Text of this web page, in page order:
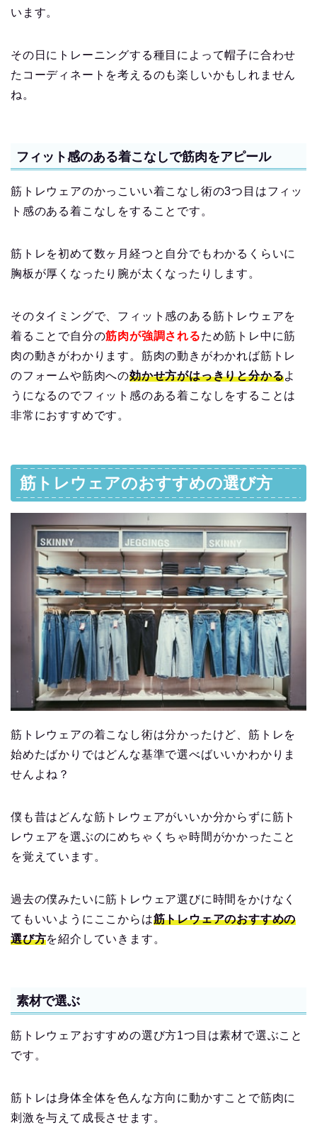
います。
その日にトレーニングする種目によって帽子に合わせ
たコーディネートを考えるのも楽しいかもしれません
ね。
フィット感のある着こなしで筋肉をアピール
筋トレウェアのかっこいい着こなし術の3つ目はフィッ
ト感のある着こなしをすることです。
筋トレを初めて数ヶ月経つと自分でもわかるくらいに
胸板が厚くなったり腕が太くなったりします。
そのタイミングで、フィット感のある筋トレウェアを
着ることで自分の筋肉が強調されるため筋トレ中に筋
肉の動きがわかります。筋肉の動きがわかれば筋トレ
のフォームや筋肉への効かせ方がはっきりと分かるよ
うになるのでフィット感のある着こなしをすることは
非常におすすめです。
筋トレウェアのおすすめの選び方
筋トレウェアの着こなし術は分かったけど、筋トレを
始めたばかりではどんな基準で選べばいいかわかりま
せんよね？
僕も昔はどんな筋トレウェアがいいか分からずに筋ト
レウェアを選ぶのにめちゃくちゃ時間がかかったこと
を覚えています。
過去の僕みたいに筋トレウェア選びに時間をかけなく
てもいいようにここからは筋トレウェアのおすすめの
選び方を紹介していきます。
素材で選ぶ
筋トレウェアおすすめの選び方1つ目は素材で選ぶこと
です。
筋トレは身体全体を色んな方向に動かすことで筋肉に
刺激を与えて成長させます。